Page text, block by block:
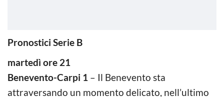
Pronostici Serie B
martedì ore 21
Benevento-Carpi 1 – Il Benevento sta
attraversando un momento delicato, nell’ultimo